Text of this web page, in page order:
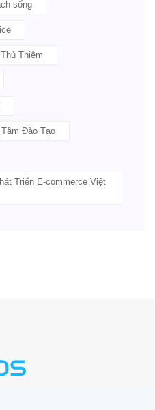
sống
Thiêm
Đào Tạo
Triển E-commerce Việt